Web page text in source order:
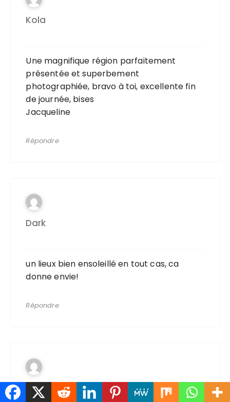
Kola
Une magnifique région parfaitement
présentée et superbement
photographiée, bravo à toi, excellente fin
de journée, bises
Jacqueline
Répondre
Dark
un lieux bien ensoleillé en tout cas, ca
donne envie!
Répondre
Larhune64